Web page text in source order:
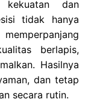
dan
tidak hanya
berlapis,
Hasilnya
dan tetap
secara rutin.